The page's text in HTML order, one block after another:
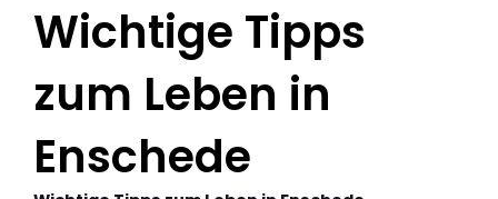
Wichtige Tipps
zum Leben in
Enschede